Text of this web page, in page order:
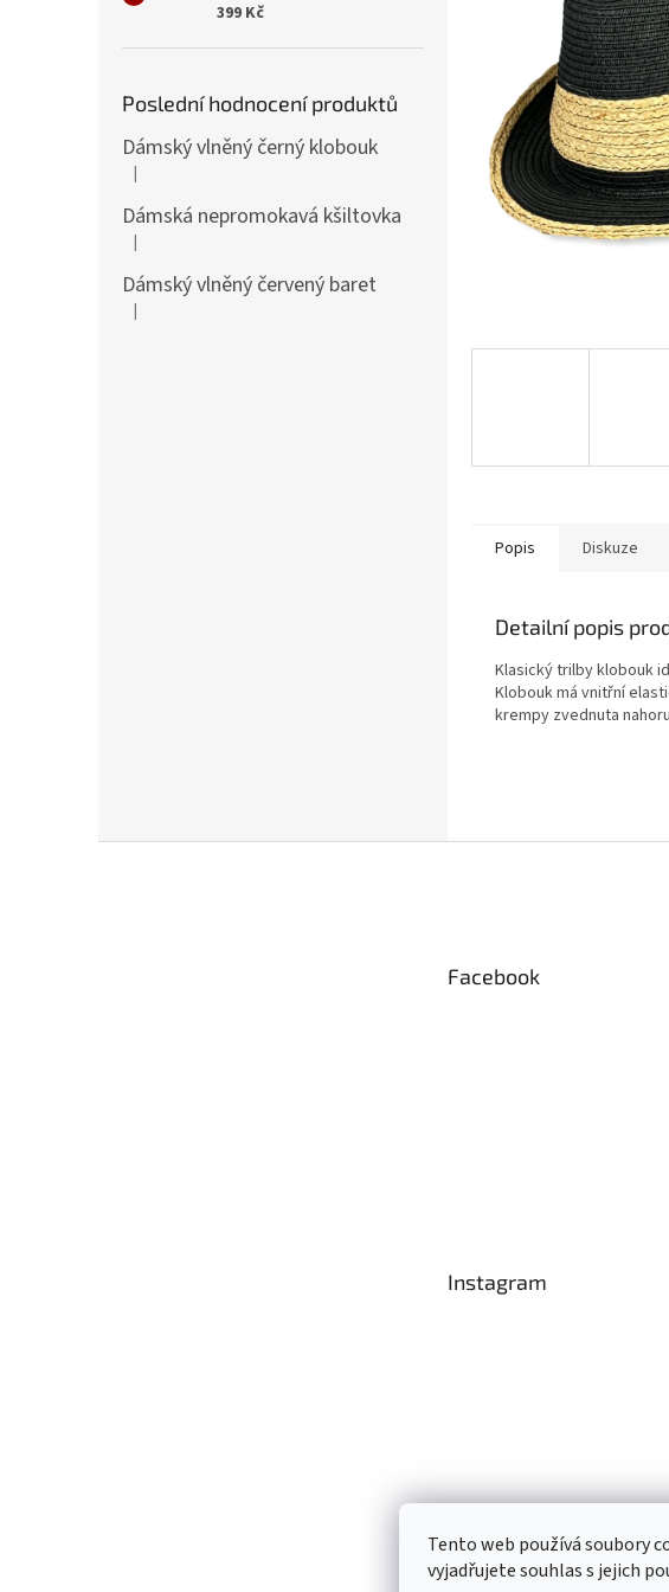
Tento web používá soubory
vyjadřujete souhlas s jejich
399 Kč
Poslední hodnocení produktů
Dámský vlněný černý klobouk
Hodnocení produktu je 5 z 5 hvězdiček.
|
Dámská nepromokavá kšiltovka
Hodnocení produktu je 5 z 5 hvězdiček.
|
Dámský vlněný červený baret
Hodnocení produktu je 5 z 5 hvězdiček.
|
Popis Diskuze
Detailní popis
Klasický trilby klobouk
Klobouk má vnitřní
krempy zvednuta
Facebook
Instagram
Sledovat na Instagramu